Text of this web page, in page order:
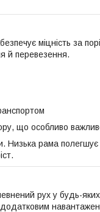
міцність за
й перевезення.
що особливо
Низька рама
рух у будь-
додатковим